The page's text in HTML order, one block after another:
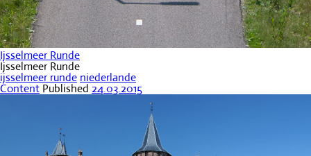
Ijsselmeer Runde
Ijsselmeer Runde
ijsselmeer runde niederlande
Content Published 24.03.2015